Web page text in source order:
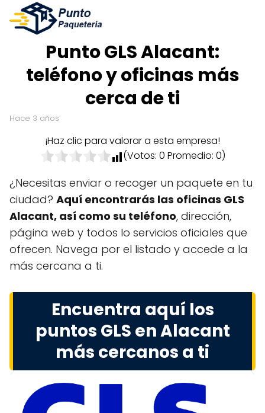
Punto GLS Alacant:
teléfono y oficinas más
cerca de ti
hace 3 años
¡Haz clic para valorar a esta empresa!
(Votos: 0 Promedio: 0)
¿Necesitas enviar o recoger un paquete en tu
ciudad? Aquí encontrarás las oficinas GLS
Alacant, así como su teléfono, dirección,
página web y todos lo servicios oficiales que
ofrecen. Navega por el listado y accede a la
más cercana a ti.
Encuentra aquí los
puntos GLS en Alacant
más cercanos a ti